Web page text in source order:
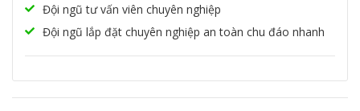
Đội ngũ tư vấn viên chuyên nghiệp
Đội ngũ lắp đặt chuyên nghiệp an toàn chu đáo nhanh